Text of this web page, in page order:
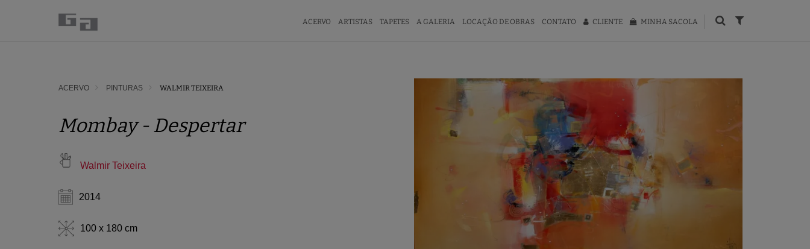
ACERVO ARTISTAS TAPETES A GALERIA LOCAÇÃO DE OBRAS CONTATO CLIENTE MINHA SACOLA
ACERVO PINTURAS WALMIR TEIXEIRA
Mombay - Despertar
Walmir Teixeira
2014
100 x 180 cm